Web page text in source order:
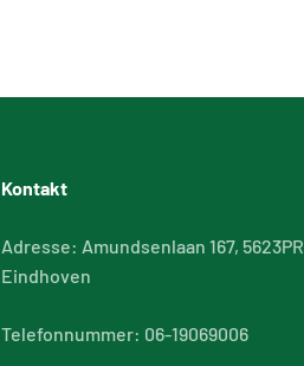
Kontakt
Adresse: Amundsenlaan 167, 5623PR
Eindhoven
Telefonnummer: 06-19069006